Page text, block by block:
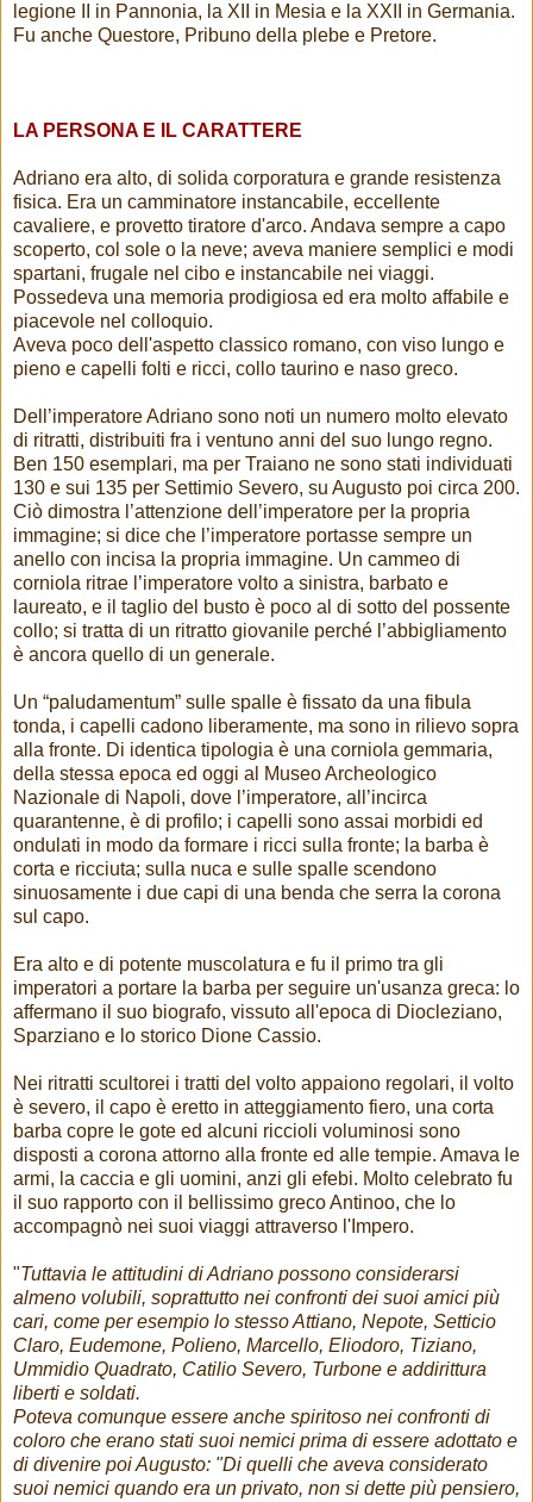
legione II in Pannonia, la XII in Mesia e la XXII in Germania.
Fu anche Questore, Pribuno della plebe e Pretore.
LA PERSONA E IL CARATTERE
Adriano era alto, di solida corporatura e grande resistenza
fisica. Era un camminatore instancabile, eccellente
cavaliere, e provetto tiratore d'arco. Andava sempre a capo
scoperto, col sole o la neve; aveva maniere semplici e modi
spartani, frugale nel cibo e instancabile nei viaggi.
Possedeva una memoria prodigiosa ed era molto affabile e
piacevole nel colloquio.
Aveva poco dell'aspetto classico romano, con viso lungo e
pieno e capelli folti e ricci, collo taurino e naso greco.
Dell’imperatore Adriano sono noti un numero molto elevato
di ritratti, distribuiti fra i ventuno anni del suo lungo regno.
Ben 150 esemplari, ma per Traiano ne sono stati individuati
130 e sui 135 per Settimio Severo, su Augusto poi circa 200.
Ciò dimostra l’attenzione dell’imperatore per la propria
immagine; si dice che l’imperatore portasse sempre un
anello con incisa la propria immagine. Un cammeo di
corniola ritrae l’imperatore volto a sinistra, barbato e
laureato, e il taglio del busto è poco al di sotto del possente
collo; si tratta di un ritratto giovanile perché l’abbigliamento
è ancora quello di un generale.
Un “paludamentum” sulle spalle è fissato da una fibula
tonda, i capelli cadono liberamente, ma sono in rilievo sopra
alla fronte. Di identica tipologia è una corniola gemmaria,
della stessa epoca ed oggi al Museo Archeologico
Nazionale di Napoli, dove l’imperatore, all’incirca
quarantenne, è di profilo; i capelli sono assai morbidi ed
ondulati in modo da formare i ricci sulla fronte; la barba è
corta e ricciuta; sulla nuca e sulle spalle scendono
sinuosamente i due capi di una benda che serra la corona
sul capo.
Era alto e di potente muscolatura e fu il primo tra gli
imperatori a portare la barba per seguire un'usanza greca: lo
affermano il suo biografo, vissuto all'epoca di Diocleziano,
Sparziano e lo storico Dione Cassio.
Nei ritratti scultorei i tratti del volto appaiono regolari, il volto
è severo, il capo è eretto in atteggiamento fiero, una corta
barba copre le gote ed alcuni riccioli voluminosi sono
disposti a corona attorno alla fronte ed alle tempie. Amava le
armi, la caccia e gli uomini, anzi gli efebi. Molto celebrato fu
il suo rapporto con il bellissimo greco Antinoo, che lo
accompagnò nei suoi viaggi attraverso l'Impero.
"Tuttavia le attitudini di Adriano possono considerarsi
almeno volubili, soprattutto nei confronti dei suoi amici più
cari, come per esempio lo stesso Attiano, Nepote, Setticio
Claro, Eudemone, Polieno, Marcello, Eliodoro, Tiziano,
Ummidio Quadrato, Catilio Severo, Turbone e addirittura
liberti e soldati.
Poteva comunque essere anche spiritoso nei confronti di
coloro che erano stati suoi nemici prima di essere adottato e
di divenire poi Augusto: "Di quelli che aveva considerato
suoi nemici quando era un privato, non si dette più pensiero,